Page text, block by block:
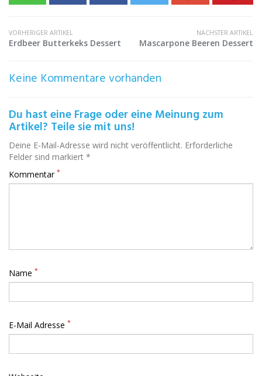
VORHERIGER ARTIKEL
Erdbeer Butterkeks Dessert
NÄCHSTER ARTIKEL
Mascarpone Beeren Dessert
Keine Kommentare vorhanden
Du hast eine Frage oder eine Meinung zum
Artikel? Teile sie mit uns!
Deine E-Mail-Adresse wird nicht veröffentlicht. Erforderliche
Felder sind markiert *
Kommentar *
Name *
E-Mail Adresse *